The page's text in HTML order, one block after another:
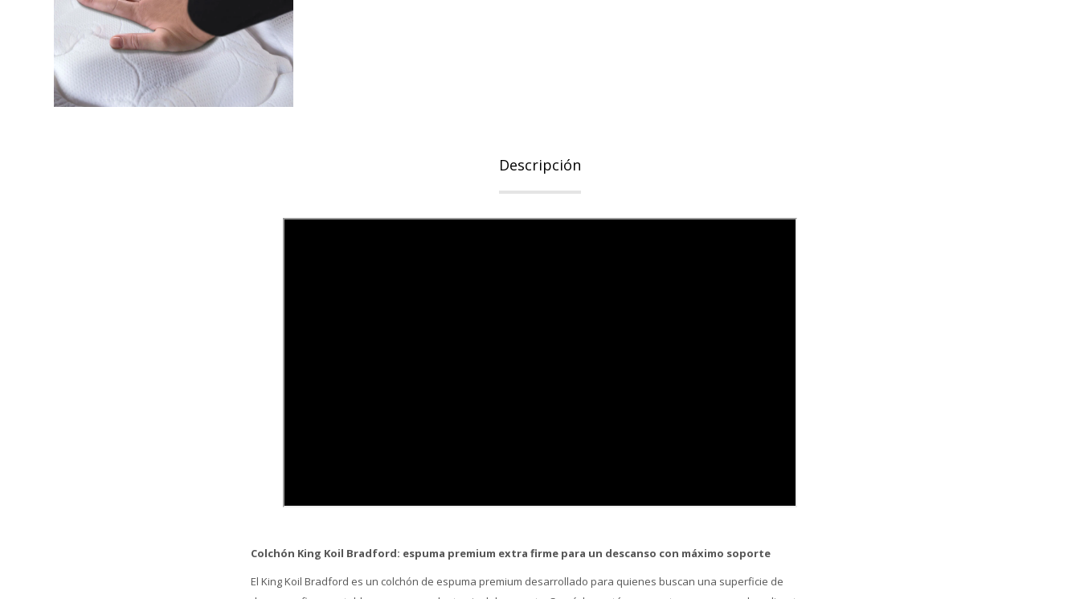
Descripción
Colchón King Koil Bradford: espuma premium extra firme para un descanso con máximo soporte
El King Koil Bradford es un colchón de espuma premium desarrollado para quienes buscan una superficie de